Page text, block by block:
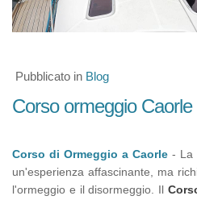
Pubblicato in Blog
Corso ormeggio Caorle
Corso di Ormeggio a Caorle - La
un'esperienza affascinante, ma
l'ormeggio e il disormeggio. Il